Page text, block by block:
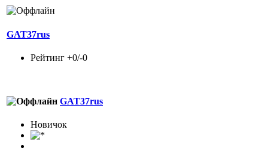
GAT37rus
Рейтинг +0/-0
GAT37rus
Новичок